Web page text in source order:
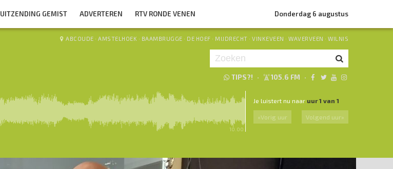
UITZENDING GEMIST ADVERTEREN RTV RONDE VENEN Donderdag 6 augustus
ABCOUDE · AMSTELHOEK · BAAMBRUGGE · DE HOEF · MIJDRECHT · VINKEVEEN · WAVERVEEN · WILNIS
TIPS?! · 105.6 FM ·
10.00
Je luistert nu naar uur 1 van 1
«Vorig uur Volgend uur»